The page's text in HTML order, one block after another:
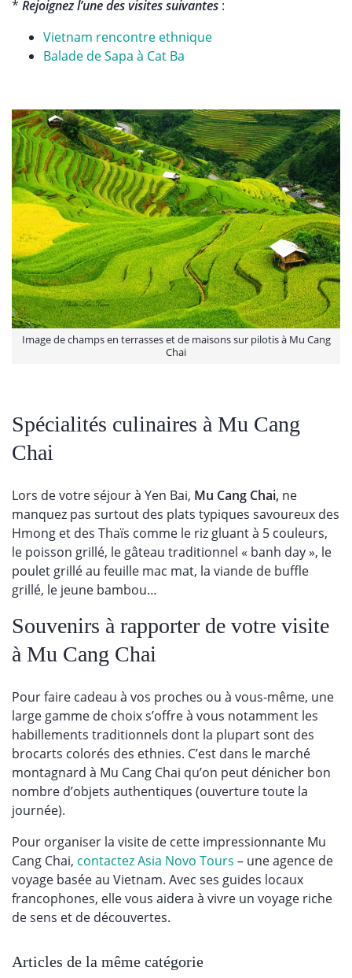
* Rejoignez l’une des visites suivantes :
Vietnam rencontre ethnique
Balade de Sapa à Cat Ba
Image de champs en terrasses et de maisons sur pilotis à Mu Cang
Chai
Spécialités culinaires à Mu Cang
Chai
Lors de votre séjour à Yen Bai, Mu Cang Chai, ne
manquez pas surtout des plats typiques savoureux des
Hmong et des Thaïs comme le riz gluant à 5 couleurs,
le poisson grillé, le gâteau traditionnel « banh day », le
poulet grillé au feuille mac mat, la viande de buffle
grillé, le jeune bambou…
Souvenirs à rapporter de votre visite
à Mu Cang Chai
Pour faire cadeau à vos proches ou à vous-même, une
large gamme de choix s’offre à vous notamment les
habillements traditionnels dont la plupart sont des
brocarts colorés des ethnies. C’est dans le marché
montagnard à Mu Cang Chai qu’on peut dénicher bon
nombre d’objets authentiques (ouverture toute la
journée).
Pour organiser la visite de cette impressionnante Mu
Cang Chai, contactez Asia Novo Tours – une agence de
voyage basée au Vietnam. Avec ses guides locaux
francophones, elle vous aidera à vivre un voyage riche
de sens et de découvertes.
Articles de la même catégorie